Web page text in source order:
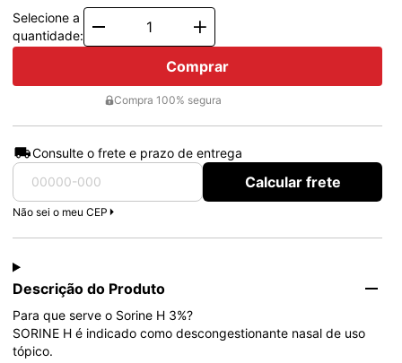
Selecione a
quantidade:
Comprar
Compra 100% segura
Consulte o frete e prazo de entrega
Calcular frete
Não sei o meu CEP
Descrição do Produto
Para que serve o Sorine H 3%?
SORINE H é indicado como descongestionante nasal de uso
tópico.